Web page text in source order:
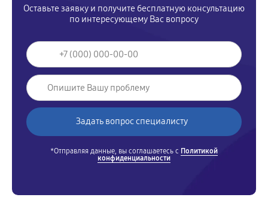
Оставьте заявку и получите бесплатную консультацию
по интересующему Вас вопросу
*Отправляя данные, вы соглашаетесь с Политикой
конфиденциальности